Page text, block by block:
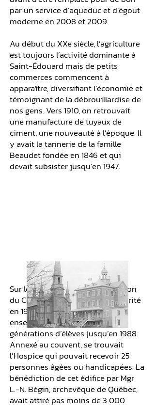
par un service d’aqueduc et d’égout
moderne en 2008 et 2009.
Au début du XXe siècle, l’agriculture
est toujours l’activité dominante à
Saint-Édouard mais de petits
commerces commencent à
apparaître, diversifiant l’économie et
témoignant de la débrouillardise de
nos gens. Vers 1910, on retrouvait
une manufacture de tuyaux de
ciment, une nouveauté à l’époque. Il
y avait la tannerie de la famille
Beaudet fondée en 1846 et qui
devait subsister jusqu’en 1947.
Sur le plan scolaire, la construction
du Couvent des Sœurs de la Charité
en 1913 allait permettre un
enseignement de qualité à des
générations d’élèves jusqu’en 1988.
Annexé au couvent, se trouvait
l’Hospice qui pouvait recevoir 25
personnes âgées ou handicapées. La
bénédiction de cet édifice par Mgr
L.-N. Bégin, archevêque de Québec,
avait attiré pas moins de 3 000